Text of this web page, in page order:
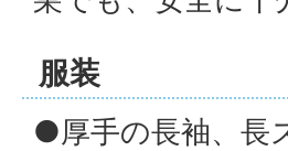
服装
●厚手の長袖、長